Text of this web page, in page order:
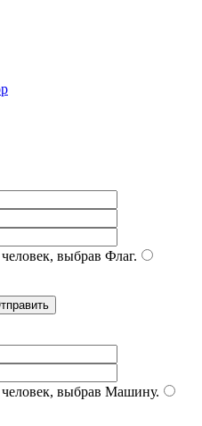
выбрав Флаг.
выбрав Машину.